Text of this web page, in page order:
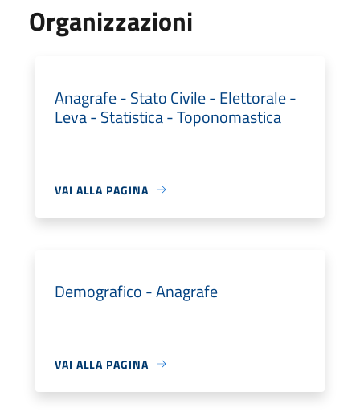
Organizzazioni
Anagrafe - Stato Civile - Elettorale -
Leva - Statistica - Toponomastica
VAI ALLA PAGINA
Demografico - Anagrafe
VAI ALLA PAGINA